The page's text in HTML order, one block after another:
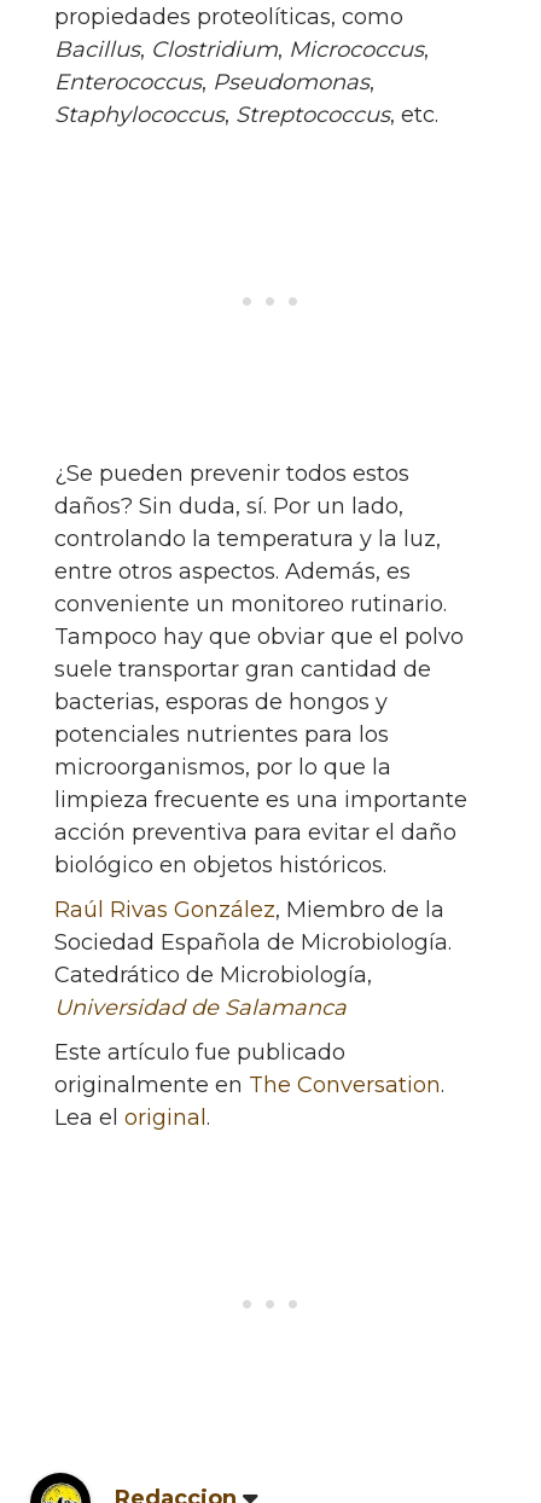
propiedades proteolíticas, como
Bacillus, Clostridium, Micrococcus,
Enterococcus, Pseudomonas,
Staphylococcus, Streptococcus, etc.
¿Se pueden prevenir todos estos
daños? Sin duda, sí. Por un lado,
controlando la temperatura y la luz,
entre otros aspectos. Además, es
conveniente un monitoreo rutinario.
Tampoco hay que obviar que el polvo
suele transportar gran cantidad de
bacterias, esporas de hongos y
potenciales nutrientes para los
microorganismos, por lo que la
limpieza frecuente es una importante
acción preventiva para evitar el daño
biológico en objetos históricos.
Raúl Rivas González, Miembro de la
Sociedad Española de Microbiología.
Catedrático de Microbiología,
Universidad de Salamanca
Este artículo fue publicado
originalmente en The Conversation.
Lea el original .